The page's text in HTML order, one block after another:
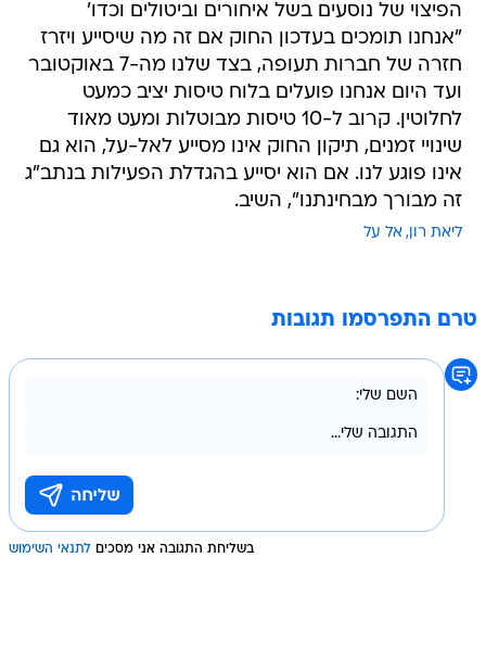
הפיצוי של נוסעים בשל איחורים וביטולים וכדו'
"אנחנו תומכים בעדכון החוק אם זה מה שיסייע ויזרז
חזרה של חברות תעופה, בצד שלנו מה-7 באוקטובר
ועד היום אנחנו פועלים בלוח טיסות יציב כמעט
לחלוטין. קרוב ל-10 טיסות מבוטלות ומעט מאוד
שינויי זמנים, תיקון החוק אינו מסייע לאל-על, הוא גם
אינו פוגע לנו. אם הוא יסייע בהגדלת הפעילות בנתב"ג
זה מבורך מבחינתנו", השיב.
ליאת רון אל על
טרם התפרסמו תגובות
בשליחת התגובה אני מסכים לתנאי השימוש